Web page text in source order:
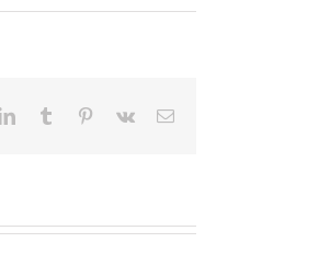
LinkedInTumblr Pinterest
Vk Email